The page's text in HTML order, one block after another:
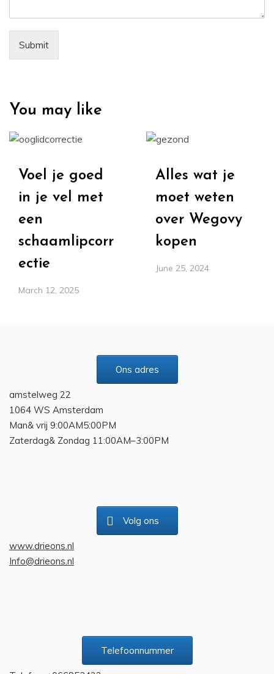
Submit
You may like
Voel je goed
in je vel met
een
schaamlipcorr
ectie
March 12, 2025
Alles wat je
moet weten
over Wegovy
kopen
June 25, 2024
Ons adres
amstelweg 22
1064 WS Amsterdam
Man& vrij 9:00AM5:00PM
Zaterdag& Zondag 11:00AM–3:00PM
Volg ons
www.drieons.nl
Info@drieons.nl
Telefoonnummer